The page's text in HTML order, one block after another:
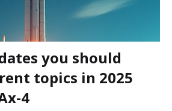
you should
topics in 2025
4